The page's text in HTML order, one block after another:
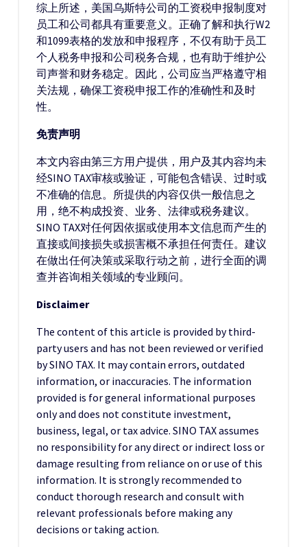
综上所述，美国乌斯特公司的工资税申报制度对
员工和公司都具有重要意义。正确了解和执行W2
和1099表格的发放和申报程序，不仅有助于员工
个人税务申报和公司税务合规，也有助于维护公
司声誉和财务稳定。因此，公司应当严格遵守相
关法规，确保工资税申报工作的准确性和及时
性。
免责声明
本文内容由第三方用户提供，用户及其内容均未
经SINO TAX审核或验证，可能包含错误、过时或
不准确的信息。所提供的内容仅供一般信息之
用，绝不构成投资、业务、法律或税务建议。
SINO TAX对任何因依据或使用本文信息而产生的
直接或间接损失或损害概不承担任何责任。建议
在做出任何决策或采取行动之前，进行全面的调
查并咨询相关领域的专业顾问。
Disclaimer
The content of this article is provided by third-
party users and has not been reviewed or verified
by SINO TAX. It may contain errors, outdated
information, or inaccuracies. The information
provided is for general informational purposes
only and does not constitute investment,
business, legal, or tax advice. SINO TAX assumes
no responsibility for any direct or indirect loss or
damage resulting from reliance on or use of this
information. It is strongly recommended to
conduct thorough research and consult with
relevant professionals before making any
decisions or taking action.